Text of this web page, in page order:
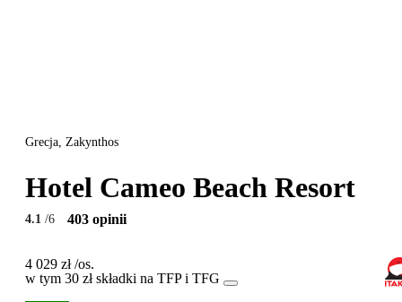
Grecja, Zakynthos
Hotel Cameo Beach Resort
4.1 /6 403 opinii
4 029 zł/os.
w tym 30 zł składki na TFP i TFG